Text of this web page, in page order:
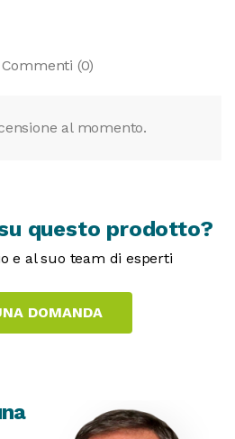
Commenti (0)
al momento.
questo prodotto?
e al suo team di esperti